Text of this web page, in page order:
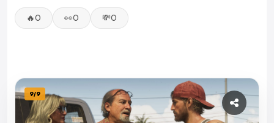
🔥0 👀0 💸0
9/9